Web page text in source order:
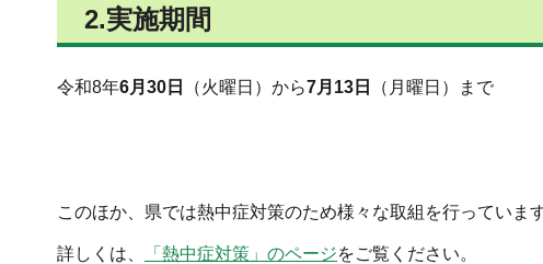
2.実施期間
令和8年6月30日 （火曜日）から7月13日 （月曜日）まで
このほか、県では熱中症対策のため様々な取組を行っています
詳しくは、 「熱中症対策」のページをご覧ください。